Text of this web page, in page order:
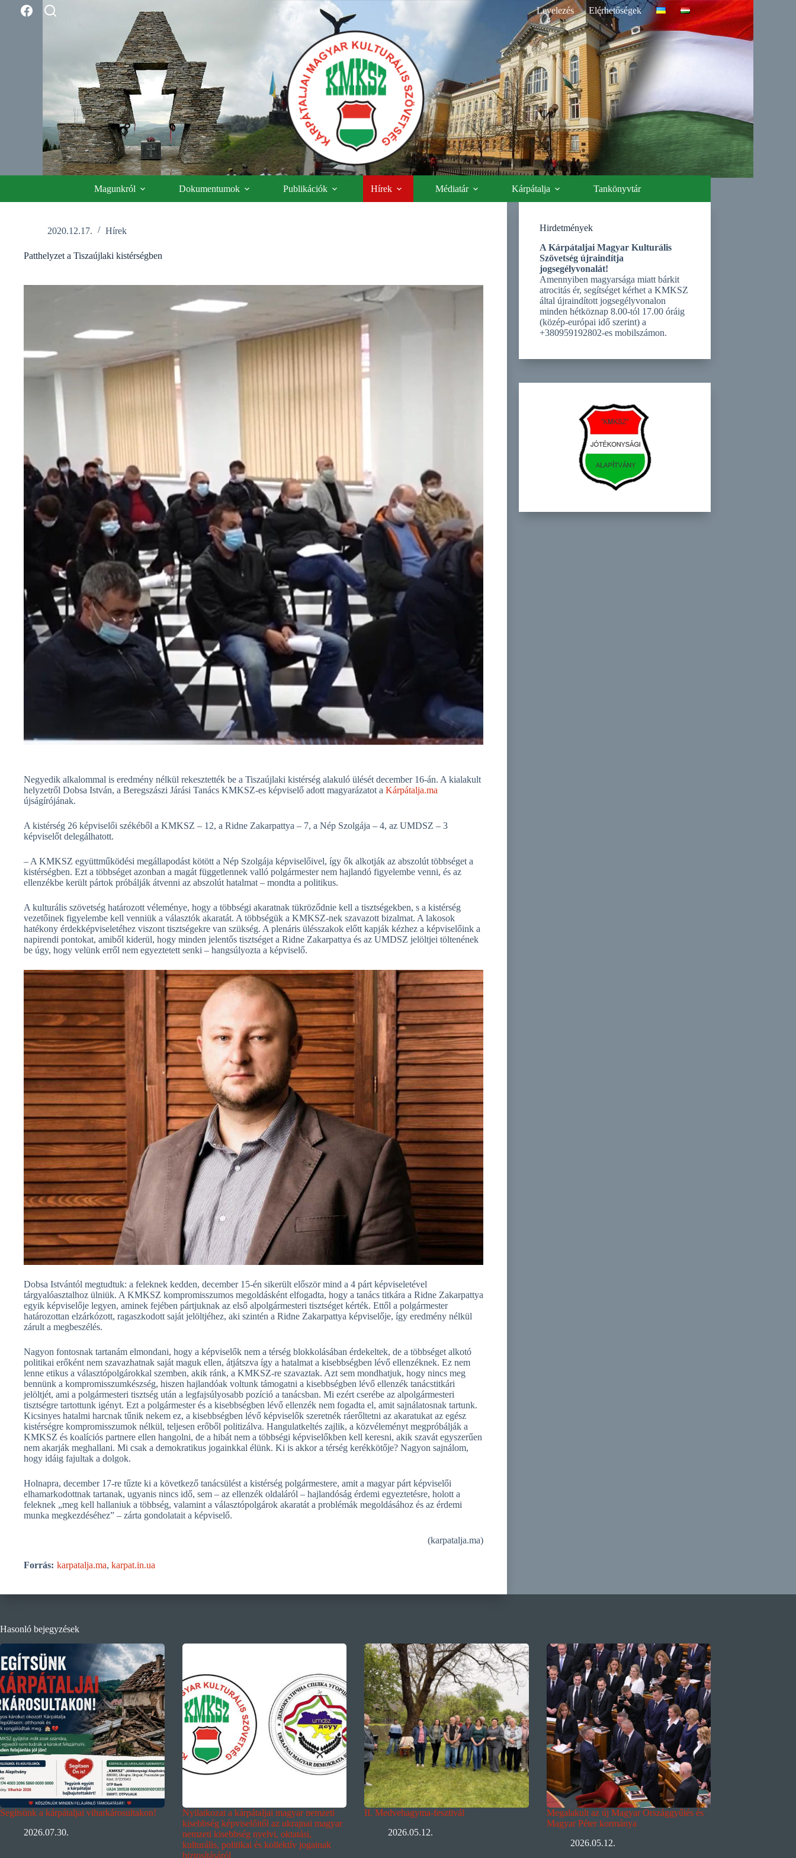
Levelezés Elérhetőségek
Magunkról Dokumentumok Publikációk Hírek Médiatár Kárpátalja Tankönyvtár
2020.12.17. Hírek
Patthelyzet a Tiszaújlaki kistérségben
Negyedik alkalommal is eredmény nélkül rekesztették be a Tiszaújlaki kistérség alakuló ülését december 16-án. A kialakult
helyzetről Dobsa István, a Beregszászi Járási Tanács KMKSZ-es képviselő adott magyarázatot a Kárpátalja.ma
újságírójának.
A kistérség 26 képviselői székéből a KMKSZ – 12, a Ridne Zakarpattya – 7, a Nép Szolgája – 4, az UMDSZ – 3
képviselőt delegálhatott.
– A KMKSZ együttműködési megállapodást kötött a Nép Szolgája képviselőivel, így ők alkotják az abszolút többséget a
kistérségben. Ezt a többséget azonban a magát függetlennek valló polgármester nem hajlandó figyelembe venni, és az
ellenzékbe került pártok próbálják átvenni az abszolút hatalmat – mondta a politikus.
A kulturális szövetség határozott véleménye, hogy a többségi akaratnak tükröződnie kell a tisztségekben, s a kistérség
vezetőinek figyelembe kell venniük a választók akaratát. A többségük a KMKSZ-nek szavazott bizalmat. A lakosok
hatékony érdekképviseletéhez viszont tisztségekre van szükség. A plenáris ülésszakok előtt kapják kézhez a képviselőink a
napirendi pontokat, amiből kiderül, hogy minden jelentős tisztséget a Ridne Zakarpattya és az UMDSZ jelöltjei töltenének
be úgy, hogy velünk erről nem egyeztetett senki – hangsúlyozta a képviselő.
Dobsa Istvántól megtudtuk: a feleknek kedden, december 15-én sikerült először mind a 4 párt képviseletével
tárgyalóasztalhoz ülniük. A KMKSZ kompromisszumos megoldásként elfogadta, hogy a tanács titkára a Ridne Zakarpattya
egyik képviselője legyen, aminek fejében pártjuknak az első alpolgármesteri tisztséget kérték. Ettől a polgármester
határozottan elzárkózott, ragaszkodott saját jelöltjéhez, aki szintén a Ridne Zakarpattya képviselője, így eredmény nélkül
zárult a megbeszélés.
Nagyon fontosnak tartanám elmondani, hogy a képviselők nem a térség blokkolásában érdekeltek, de a többséget alkotó
politikai erőként nem szavazhatnak saját maguk ellen, átjátszva így a hatalmat a kisebbségben lévő ellenzéknek. Ez nem
lenne etikus a választópolgárokkal szemben, akik ránk, a KMKSZ-re szavaztak. Azt sem mondhatjuk, hogy nincs meg
bennünk a kompromisszumkészség, hiszen hajlandóak voltunk támogatni a kisebbségben lévő ellenzék tanácstitkári
jelöltjét, ami a polgármesteri tisztség után a legfajsúlyosabb pozíció a tanácsban. Mi ezért cserébe az alpolgármesteri
tisztségre tartottunk igényt. Ezt a polgármester és a kisebbségben lévő ellenzék nem fogadta el, amit sajnálatosnak tartunk.
Kicsinyes hatalmi harcnak tűnik nekem ez, a kisebbségben lévő képviselők szeretnék ráerőltetni az akaratukat az egész
kistérségre kompromisszumok nélkül, teljesen erőből politizálva. Hangulatkeltés zajlik, a közvéleményt megpróbálják a
KMKSZ és koalíciós partnere ellen hangolni, de a hibát nem a többségi képviselőkben kell keresni, akik szavát egyszerűen
nem akarják meghallani. Mi csak a demokratikus jogainkkal élünk. Ki is akkor a térség kerékkötője? Nagyon sajnálom,
hogy idáig fajultak a dolgok.
Holnapra, december 17-re tűzte ki a következő tanácsülést a kistérség polgármestere, amit a magyar párt képviselői
elhamarkodottnak tartanak, ugyanis nincs idő, sem – az ellenzék oldaláról – hajlandóság érdemi egyeztetésre, holott a
feleknek „meg kell hallaniuk a többség, valamint a választópolgárok akaratát a problémák megoldásához és az érdemi
munka megkezdéséhez” – zárta gondolatait a képviselő.
(karpatalja.ma)
Forrás: karpatalja.ma, karpat.in.ua
Hirdetmények
A Kárpátaljai Magyar Kulturális
Szövetség újraindítja
jogsegélyvonalát!
Amennyiben magyarsága miatt bárkit
atrocitás ér, segítséget kérhet a KMKSZ
által újraindított jogsegélyvonalon
minden hétköznap 8.00-tól 17.00 óráig
(közép-európai idő szerint) a
+380959192802-es mobilszámon.
Hasonló bejegyzések
Segítsünk a kárpátaljai viharkárosultakon!
2026.07.30.
Nyilatkozat a kárpátaljai magyar nemzeti
kisebbség képviselőitől az ukrajnai magyar
nemzeti kisebbség nyelvi, oktatási,
kulturális, politikai és kollektív jogainak
biztosításáról
II. Medvehagyma-fesztivál
2026.05.12.
Megalakult az új Magyar Országgyűlés és
Magyar Péter kormánya
2026.05.12.